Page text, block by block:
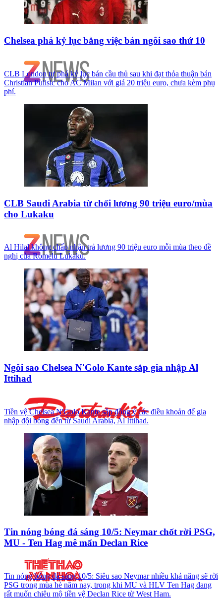
Chelsea phá kỷ lục bằng việc bán ngôi sao thứ 10
CLB London tự phá kỷ lục bán cầu thủ sau khi đạt thỏa thuận bán
Christian Pulisic cho AC Milan với giá 20 triệu euro, chưa kèm phụ
phí.
CLB Saudi Arabia từ chối lương 90 triệu euro/mùa
cho Lukaku
Al Hilal không chấp nhận trả lương 90 triệu euro mỗi mùa theo đề
nghị của Romelu Lukaku.
Ngôi sao Chelsea N'Golo Kante sắp gia nhập Al
Ittihad
Tiền vệ Chelsea N'Golo Kante sắp đồng ý các điều khoản để gia
nhập đội bóng đến từ Saudi Arabia, Al Ittihad.
Tin nóng bóng đá sáng 10/5: Neymar chốt rời PSG,
MU - Ten Hag mê mẩn Declan Rice
Tin nóng bóng đá sáng 10/5: Siêu sao Neymar nhiều khả năng sẽ rời
PSG trong mùa hè năm nay, trong khi MU và HLV Ten Hag đang
rất muốn chiêu mộ tiền vệ Declan Rice từ West Ham.